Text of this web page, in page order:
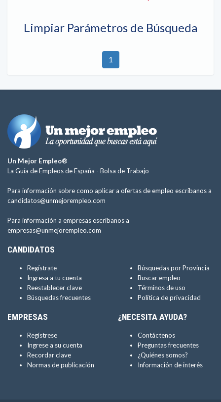
Limpiar Parámetros de Búsqueda
1
Un Mejor Empleo®
La Guía de Empleos de España - Bolsa de Trabajo
Para información sobre como aplicar a ofertas de empleo escríbanos a
candidatos@unmejorempleo.com
Para información a empresas escríbanos a
empresas@unmejorempleo.com
CANDIDATOS
Regístrate
Ingresa a tu cuenta
Reestablecer clave
Búsquedas frecuentes
Búsquedas por Provincia
Buscar empleo
Términos de uso
Política de privacidad
EMPRESAS
Regístrese
Ingrese a su cuenta
Recordar clave
Normas de publicación
¿NECESITA AYUDA?
Contáctenos
Preguntas frecuentes
¿Quiénes somos?
Información de interés